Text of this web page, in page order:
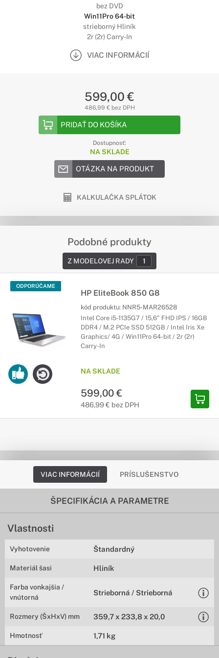
bez DVD
Win11Pro 64-bit
strieborný Hliník
2r (2r) Carry-In
VIAC INFORMÁCIÍ
599,00 €
486,99 € bez DPH
PRIDAŤ DO KOŠÍKA
Dostupnosť:
NA SKLADE
OTÁZKA NA PRODUKT
KALKULAČKA SPLÁTOK
Podobné produkty
Z MODELOVEJ RADY 1
ODPORÚČAME
HP EliteBook 850 G8
kód produktu: NNR5-MAR26528
Intel Core i5-1135G7 / 15,6" FHD IPS / 16GB
DDR4 / M.2 PCIe SSD 512GB / Intel Iris Xe
Graphics/ 4G / Win11Pro 64-bit / 2r (2r)
Carry-In
NA SKLADE
599,00 €
486,99 € bez DPH
VIAC INFORMÁCIÍ PRÍSLUŠENSTVO
ŠPECIFIKÁCIA A PARAMETRE
Vlastnosti
Vyhotovenie Štandardný
Materiál šasi Hliník
Farba vonkajšia /
vnútorná
Strieborná / Strieborná
Rozmery (ŠxHxV) mm 359,7 x 233,8 x 20,0
Hmotnosť 1,71 kg